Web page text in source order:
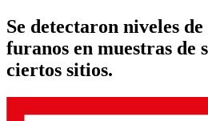
Se detectaron niveles
furanos en muestras de
ciertos sitios.